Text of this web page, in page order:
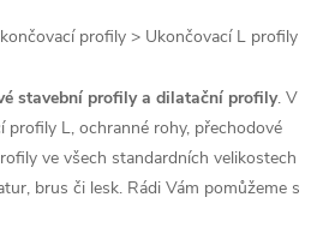
profily > Ukončovací L profily
stavební profily a dilatační profily. V
profily L, ochranné rohy, přechodové
ve všech standardních velikostech
brus či lesk. Rádi Vám pomůžeme s